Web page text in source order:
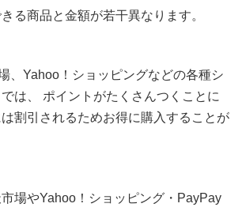
る商品と金額が若干異なります。
、Yahoo！ショッピングなどの各種シ
は、 ポイントがたくさんつくことに
割引されるためお得に購入することが
場やYahoo！ショッピング・PayPay